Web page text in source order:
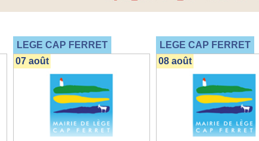
LEGE CAP FERRET
07 août
LEGE CAP FERRET
08 août